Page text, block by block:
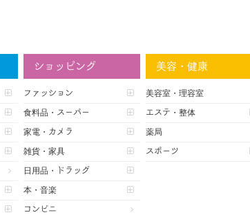
ショッピング
ファッション
食料品・スーパー
家電・カメラ
雑貨・家具
日用品・ドラッグ
本・音楽
コンビニ
美容・健康
美容室・理容室
エステ・整体
薬局
スポーツ